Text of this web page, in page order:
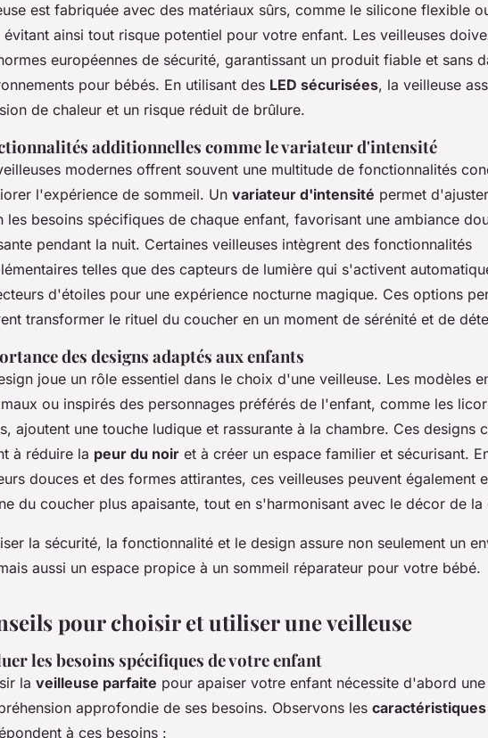
est fabriquée avec des matériaux sûrs, comme le silicone flexible
évitant ainsi tout risque potentiel pour votre enfant. Les veilleuses
européennes de sécurité, garantissant un produit fiable et sans
pour bébés. En utilisant des LED sécurisées, la veilleuse
de chaleur et un risque réduit de brûlure.
additionnelles comme le variateur d'intensité
modernes offrent souvent une multitude de fonctionnalités
l'expérience de sommeil. Un variateur d'intensité permet
les besoins spécifiques de chaque enfant, favorisant une ambiance
pendant la nuit. Certaines veilleuses intègrent des fonctionnalités
telles que des capteurs de lumière qui s'activent
d'étoiles pour une expérience nocturne magique. Ces options
transformer le rituel du coucher en un moment de sérénité et de
des designs adaptés aux enfants
joue un rôle essentiel dans le choix d'une veilleuse. Les modèles
ou inspirés des personnages préférés de l'enfant, comme les
ajoutent une touche ludique et rassurante à la chambre. Ces designs
à réduire la peur du noir et à créer un espace familier et sécurisant.
douces et des formes attirantes, ces veilleuses peuvent également
du coucher plus apaisante, tout en s'harmonisant avec le décor de la
la sécurité, la fonctionnalité et le design assure non seulement un
aussi un espace propice à un sommeil réparateur pour votre bébé.
pour choisir et utiliser une veilleuse
les besoins spécifiques de votre enfant
la veilleuse parfaite pour apaiser votre enfant nécessite d'abord une
approfondie de ses besoins. Observons les
à ces besoins :